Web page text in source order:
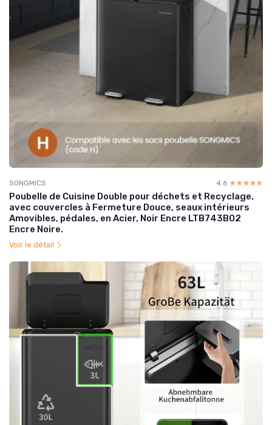
SONGMICS 4.6 ☆☆☆☆☆
★★★★★
Poubelle de Cuisine Double pour déchets et Recyclage,
avec couvercles à Fermeture Douce, seaux intérieurs
Amovibles, pédales, en Acier, Noir Encre LTB743B02
Encre Noire.
Voir le détail